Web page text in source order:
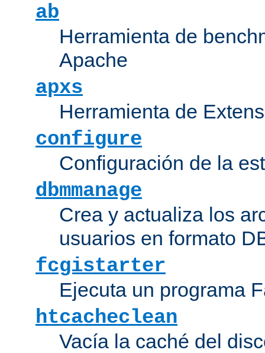
ab
Herramienta de
Apache
apxs
Herramienta de
configure
Configuración de la
dbmmanage
Crea y actualiza los
usuarios en formato
fcgistarter
Ejecuta un programa
htcacheclean
Vacía la caché del